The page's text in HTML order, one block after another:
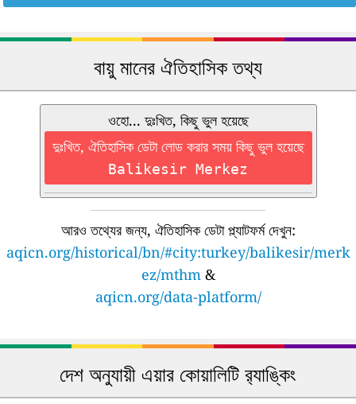
বায়ু মানের ঐতিহাসিক তথ্য
ওহো... দুঃখিত, কিছু ভুল হয়েছে
দুঃখিত, ঐতিহাসিক ডেটা লোড করার সময় কিছু ভুল হয়েছে
Balikesir Merkez
আরও তথ্যের জন্য, ঐতিহাসিক ডেটা প্ল্যাটফর্ম দেখুন:
aqicn.org/historical/bn/#city:turkey/balikesir/merk
ez/mthm&
aqicn.org/data-platform/
দেশ অনুযায়ী এয়ার কোয়ালিটি র‍্যাঙ্কিং